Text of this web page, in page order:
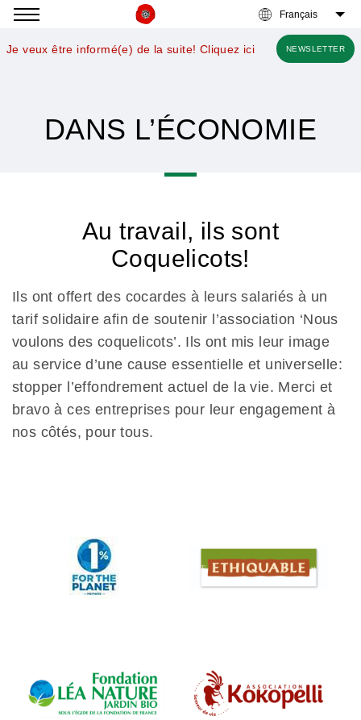
Je veux être informé(e) de la suite! Cliquez ici NEWSLETTER
DANS L’ÉCONOMIE
Au travail, ils sont
Coquelicots!
Ils ont offert des cocardes à leurs salariés à un
tarif solidaireafin de soutenir l’association ‘Nous
voulons des coquelicots’. Ils ont mis leur image
au service d’une cause essentielle et universelle:
stopper l’effondrement actuel de la vie. Merci et
bravo à ces entreprises pour leur engagement à
nos côtés, pour tous.
à